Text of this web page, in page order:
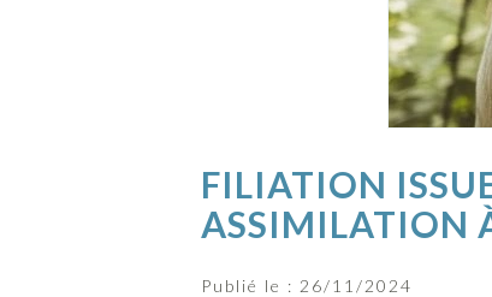
FILIATION
ASSIMILATION
Publié le : 26/11/2024